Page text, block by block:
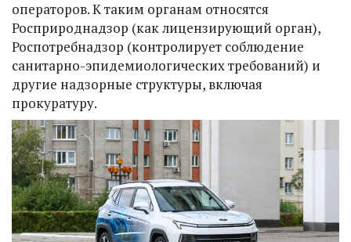
операторов. К таким органам относятся
Росприроднадзор (как лицензирующий орган),
Роспотребнадзор (контролирует соблюдение
санитарно-эпидемиологических требований) и
другие надзорные структуры, включая
прокуратуру.